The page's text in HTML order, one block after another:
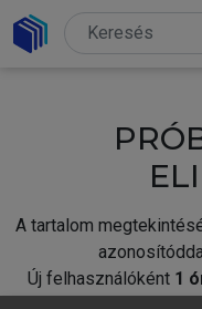
A tartalom
Új felhasználóként 1